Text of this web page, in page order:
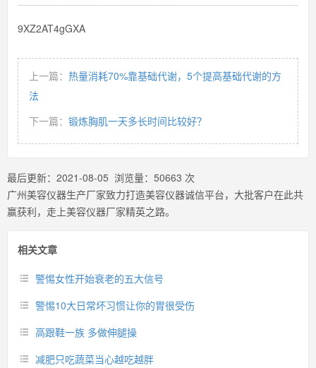
9XZ2AT4gGXA
上一篇： 热量消耗70%靠基础代谢，5个提高基础代谢的方
法
下一篇： 锻炼胸肌一天多长时间比较好？
最后更新： 2021-08-05 浏览量： 50663 次
广州美容仪器生产厂家致力打造美容仪器诚信平台，大批客户在此共
赢获利，走上美容仪器厂家精英之路。
相关文章
警惕女性开始衰老的五大信号
警惕10大日常坏习惯让你的胃很受伤
高跟鞋一族 多做伸腿操
减肥只吃蔬菜当心越吃越胖